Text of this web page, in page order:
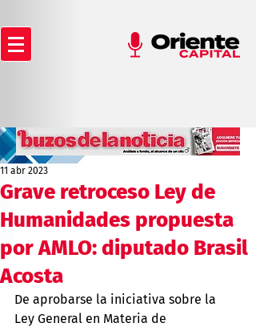
Grave retroceso Ley de
Humanidades propuesta
por AMLO: diputado Brasil
Acosta
11 abr 2023
De aprobarse la iniciativa sobre la
Ley General en Materia de